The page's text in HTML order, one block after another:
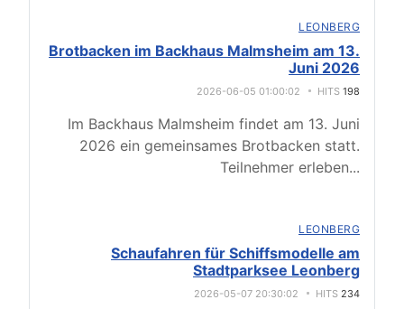
LEONBERG
Brotbacken im Backhaus Malmsheim am 13.
Juni 2026
2026-06-05 01:00:02 HITS 198
Im Backhaus Malmsheim findet am 13. Juni
2026 ein gemeinsames Brotbacken statt.
Teilnehmer erleben...
LEONBERG
Schaufahren für Schiffsmodelle am
Stadtparksee Leonberg
2026-05-07 20:30:02 HITS 234